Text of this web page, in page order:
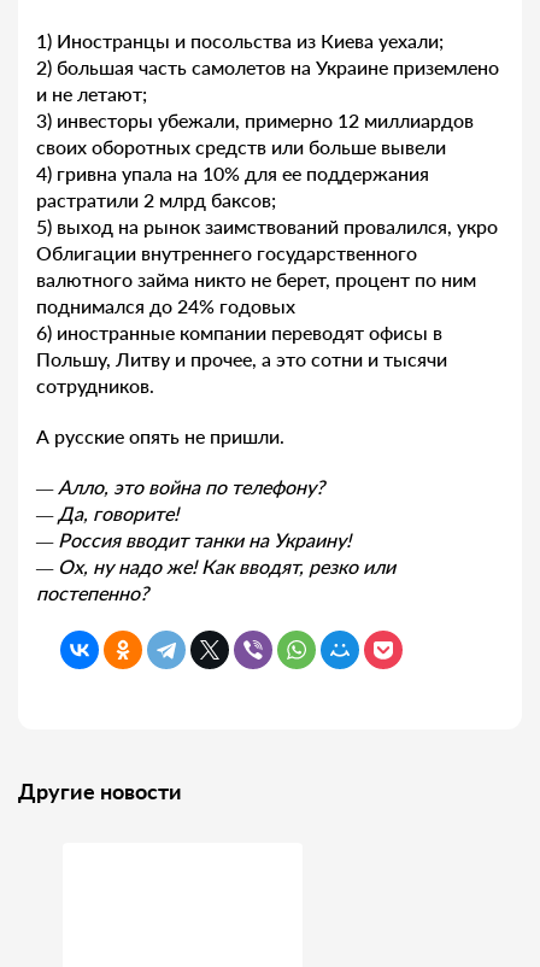
1) Иностранцы и посольства из Киева уехали;
2) большая часть самолетов на Украине приземлено
и не летают;
3) инвесторы убежали, примерно 12 миллиардов
своих оборотных средств или больше вывели
4) гривна упала на 10% для ее поддержания
растратили 2 млрд баксов;
5) выход на рынок заимствований провалился, укро
Облигации внутреннего государственного
валютного займа никто не берет, процент по ним
поднимался до 24% годовых
6) иностранные компании переводят офисы в
Польшу, Литву и прочее, а это сотни и тысячи
сотрудников.
А русские опять не пришли.
— Алло, это война по телефону?
— Да, говорите!
— Россия вводит танки на Украину!
— Ох, ну надо же! Как вводят, резко или
постепенно?
Другие новости